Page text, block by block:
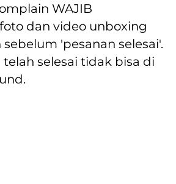
WAJIB
dan video unboxing
'pesanan selesai'.
telah selesai tidak bisa di